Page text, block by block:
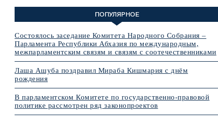
ПОПУЛЯРНОЕ
Состоялось заседание Комитета Народного Собрания –
Парламента Республики Абхазия по международным,
межпарламентским связям и связям с соотечественниками
Лаша Ашуба поздравил Мираба Кишмария с днём
рождения
В парламентском Комитете по государственно-правовой
политике рассмотрен ряд законопроектов